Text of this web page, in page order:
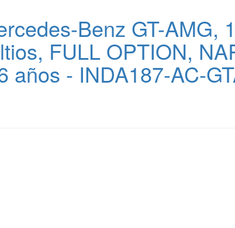
Benz GT-AMG,
FULL OPTION,
años - INDA187-AC-